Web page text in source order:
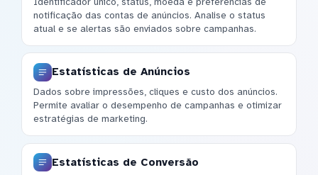
notificação das contas de anúncios. Analise o status
atual e se alertas são enviados sobre campanhas.
Estatísticas de Anúncios
Dados sobre impressões, cliques e custo dos anúncios.
Permite avaliar o desempenho de campanhas e otimizar
estratégias de marketing.
Estatísticas de Conversão